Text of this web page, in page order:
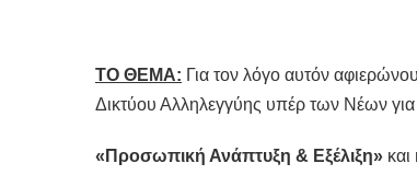
ΤΟ ΘΕΜΑ: Για τον λόγο αυτόν
Δικτύου Αλληλεγγύης υπέρ των Νέων
«Προσωπική Ανάπτυξη & Εξέλιξη» και